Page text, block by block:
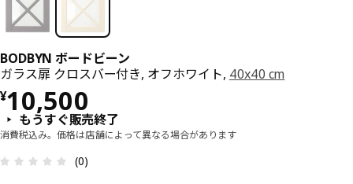
BODBYN ボードビーン
ガラス扉 クロスバー付き, オフホワイト, 40x40 cm
¥10,500
価格 ¥ 10500
もうすぐ販売終了
消費税込み。価格は店舗によって異なる場合があります
(0)